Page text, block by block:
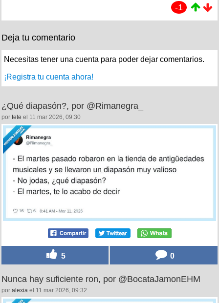
-1
Deja tu comentario
Necesitas tener una cuenta para poder dejar comentarios.
¡Registra tu cuenta ahora!
¿Qué diapasón?, por @Rimanegra_
por tete el 11 mar 2026, 09:30
5 0
Nunca hay suficiente ron, por @BocataJamonEHM
por alexia el 11 mar 2026, 09:32